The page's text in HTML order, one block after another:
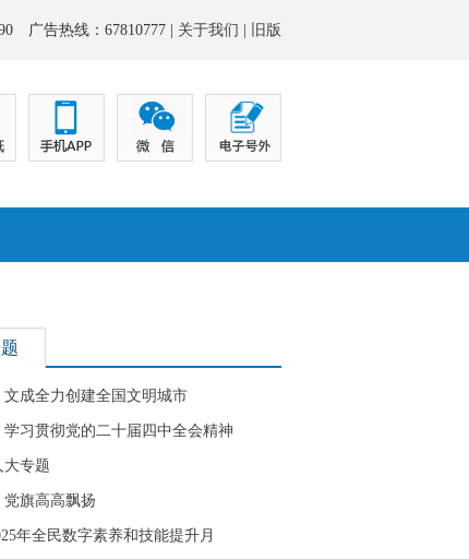
广告热线：67810777 | 关于我们 旧版
文成全力创建全国文明城市
学习贯彻党的二十届四中全会精神
大专题
党旗高高飘扬
年全民数字素养和技能提升月